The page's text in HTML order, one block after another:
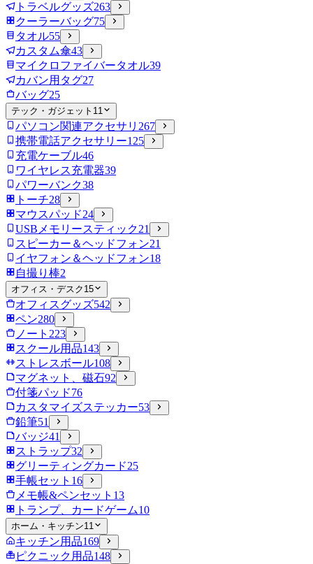
トラベルグッズ263
クーラーバッグ75
タオル55
カスタム傘43
マイクロファイバータオル39
カバン用タグ27
バッグ25
テック・ガジェット 11
パソコン関連アクセサリ 267
携帯電話アクセサリー125
充電ケーブル46
ワイヤレス充電器39
パワーバンク38
トーチ28
マウスパッド24
USBメモリースティック21
スピーカー＆ヘッドフォン21
イヤフォン＆ヘッドフォン18
自撮り棒2
オフィス・デスク 15
オフィスグッズ542
ペン280
ノート 223
スクール用品143
ストレスボール108
マグネット、磁石92
付箋パッド76
カスタマイズステッカー53
鉛筆51
バッジ41
ストラップ32
グリーティングカード25
手帳セット 16
メモ帳&ペンセット 13
トランプ、カードゲーム10
ホーム・キッチン11
キッチン用品169
ピクニック用品148